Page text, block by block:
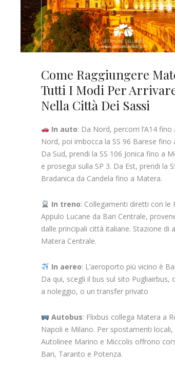
Come Raggiungere
Tutti I Modi Per
Nella Città Dei Sassi
In auto: Da Nord, percorri l’A14 fino
Nord, poi imbocca la SS 96 Barese fino
Da Sud, prendi la SS 106 Jonica fino a
e prosegui sulla SP 3. Da Est, prendi la
Bradanica da Candela fino a Matera.
In treno: Collegamenti diretti con le
Appulo Lucane da Bari Centrale,
dalle principali città italiane. Stazione di
Matera Centrale.
In aereo: L’aeroporto più vicino è
Da qui, scegli il bus sul sito Pugliairbus,
a noleggio, o un transfer privato
Autobus: Flixbus collega Matera a
Napoli e Milano. Per spostamenti locali,
Autolinee Marino e Miccolis offrono
Bari, Taranto e Potenza.